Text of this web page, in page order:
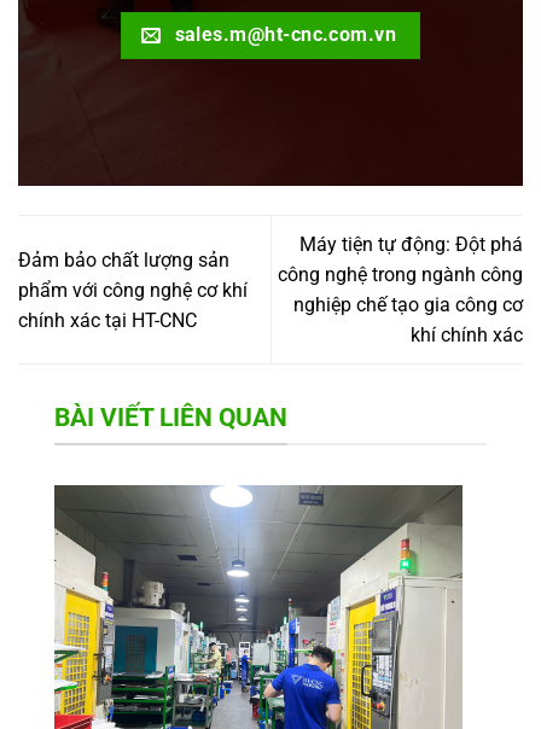
sales.m@ht-cnc.com.vn
Đảm bảo chất lượng sản
phẩm với công nghệ cơ khí
chính xác tại HT-CNC
Máy tiện tự động: Đột phá
công nghệ trong ngành công
nghiệp chế tạo gia công cơ
khí chính xác
BÀI VIẾT LIÊN QUAN